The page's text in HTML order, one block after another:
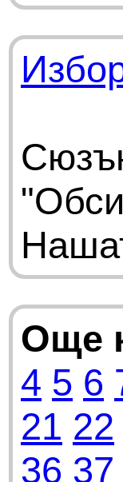
Още
4 5 6
21 22
36 37